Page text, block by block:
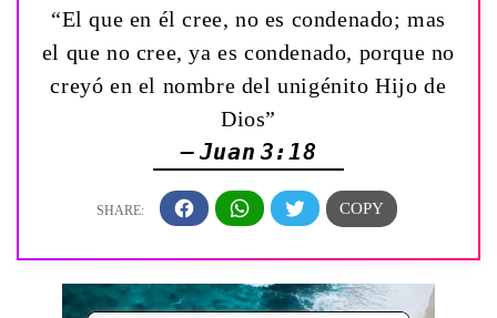
“El que en él cree, no es condenado; mas
el que no cree, ya es condenado, porque no
creyó en el nombre del unigénito Hijo de
Dios”
— Juan 3:18